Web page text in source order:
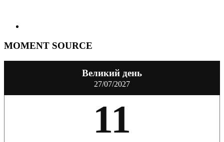
MOMENT SOURCE
Великий день
27/07/2027
11